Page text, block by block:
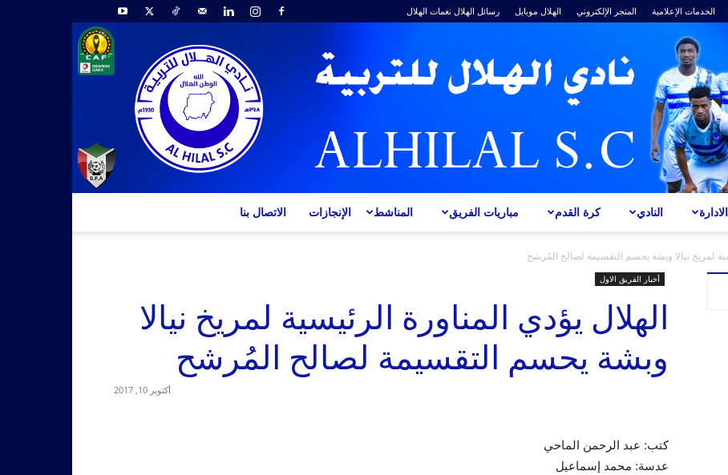
الخدمات الإعلامية المتجر الإلكتروني الهلال موبايل رسائل الهلال نغمات الهلال
الاتصال بنا الإنجازات المناشط مباريات الفريق كرة القدم النادي
لمريخ نيالا وبشة يحسم التقسيمة لصالح المُرشح
أخبار الفريق الاول
الهلال يؤدي المناورة الرئيسية لمريخ نيالا
وبشة يحسم التقسيمة لصالح المُرشح
أكتوبر 10, 2017
كتب: عبد الرحمن الماحي
عدسة: محمد إسماعيل